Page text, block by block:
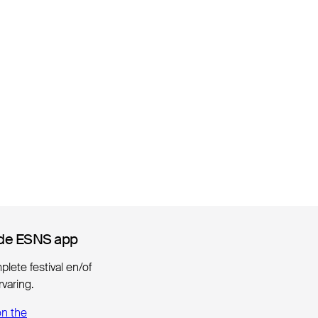
ESNS app
ESNS app
festival en/of